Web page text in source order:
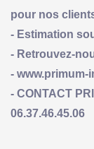
pour nos
- Estimation
- Retrouvez-
- www.primum-
- CONTACT
06.37.46.45.06